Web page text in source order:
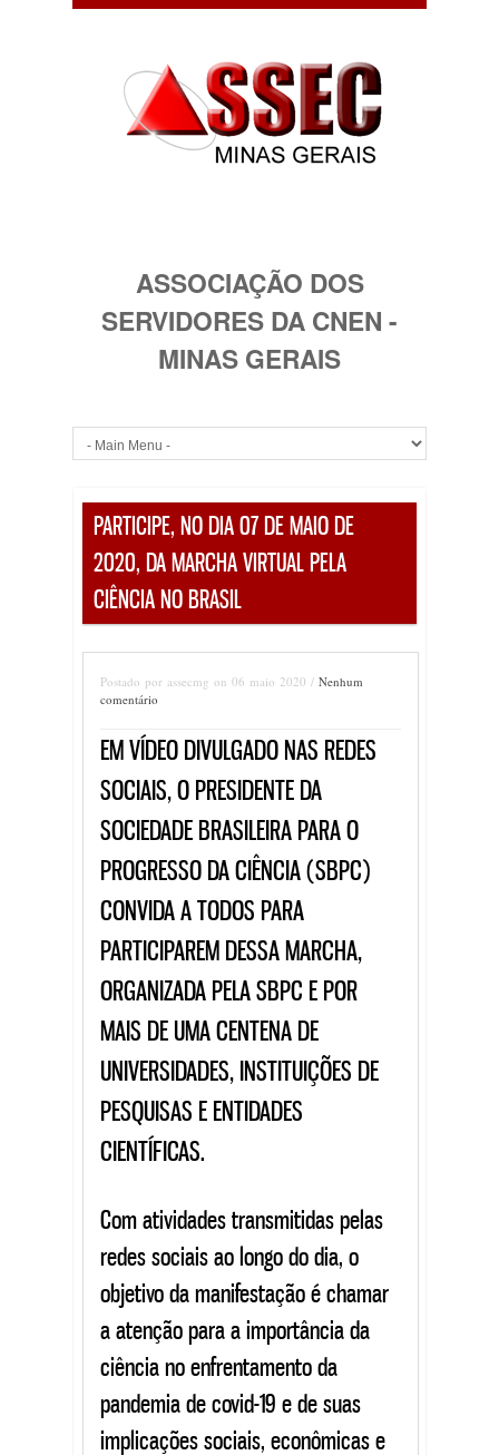
ASSOCIAÇÃO DOS
SERVIDORES DA CNEN -
MINAS GERAIS
PARTICIPE, NO DIA 07 DE MAIO DE
2020, DA MARCHA VIRTUAL PELA
CIÊNCIA NO BRASIL
Postado por assecmg on 06 maio 2020 / Nenhum
comentário
EM VÍDEO DIVULGADO NAS REDES
SOCIAIS, O PRESIDENTE DA
SOCIEDADE BRASILEIRA PARA O
PROGRESSO DA CIÊNCIA (SBPC)
CONVIDA A TODOS PARA
PARTICIPAREM DESSA MARCHA,
ORGANIZADA PELA SBPC E POR
MAIS DE UMA CENTENA DE
UNIVERSIDADES, INSTITUIÇÕES DE
PESQUISAS E ENTIDADES
CIENTÍFICAS.
Com atividades transmitidas pelas
redes sociais ao longo do dia, o
objetivo da manifestação é chamar
a atenção para a importância da
ciência no enfrentamento da
pandemia de covid-19 e de suas
implicações sociais, econômicas e